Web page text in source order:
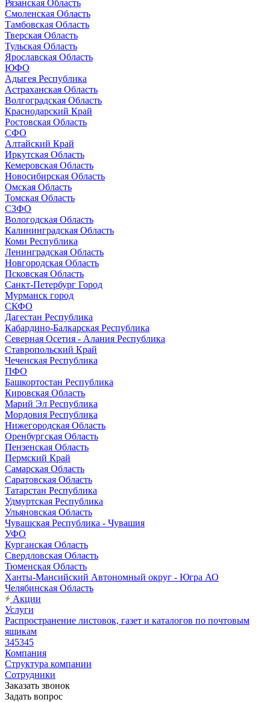
Рязанская Область
Смоленская Область
Тамбовская Область
Тверская Область
Тульская Область
Ярославская Область
ЮФО
Адыгея Республика
Астраханская Область
Волгоградская Область
Краснодарский Край
Ростовская Область
СФО
Алтайский Край
Иркутская Область
Кемеровская Область
Новосибирская Область
Омская Область
Томская Область
СЗФО
Вологодская Область
Калининградская Область
Коми Республика
Ленинградская Область
Новгородская Область
Псковская Область
Санкт-Петербург Город
Мурманск город
СКФО
Дагестан Республика
Кабардино-Балкарская Республика
Северная Осетия - Алания Республика
Ставропольский Край
Чеченская Республика
ПФО
Башкортостан Республика
Кировская Область
Марий Эл Республика
Мордовия Республика
Нижегородская Область
Оренбургская Область
Пензенская Область
Пермский Край
Самарская Область
Саратовская Область
Татарстан Республика
Удмуртская Республика
Ульяновская Область
Чувашская Республика - Чувашия
УФО
Курганская Область
Свердловская Область
Тюменская Область
Ханты-Мансийский Автономный округ - Югра АО
Челябинская Область
Акции
Услуги
Распространение листовок, газет и каталогов по почтовым
ящикам
345345
Компания
Структура компании
Сотрудники
Заказать звонок
Задать вопрос